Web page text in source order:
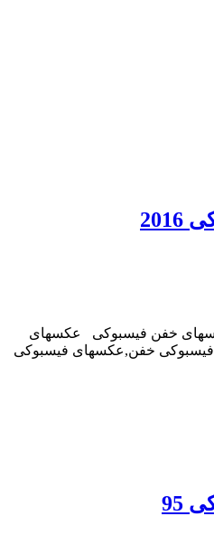
جدید فیسبوکی 95 عکسهای خفن فیسبوکی عکسهای
فیسبوکی خفن,عکسهای فیسبوکی